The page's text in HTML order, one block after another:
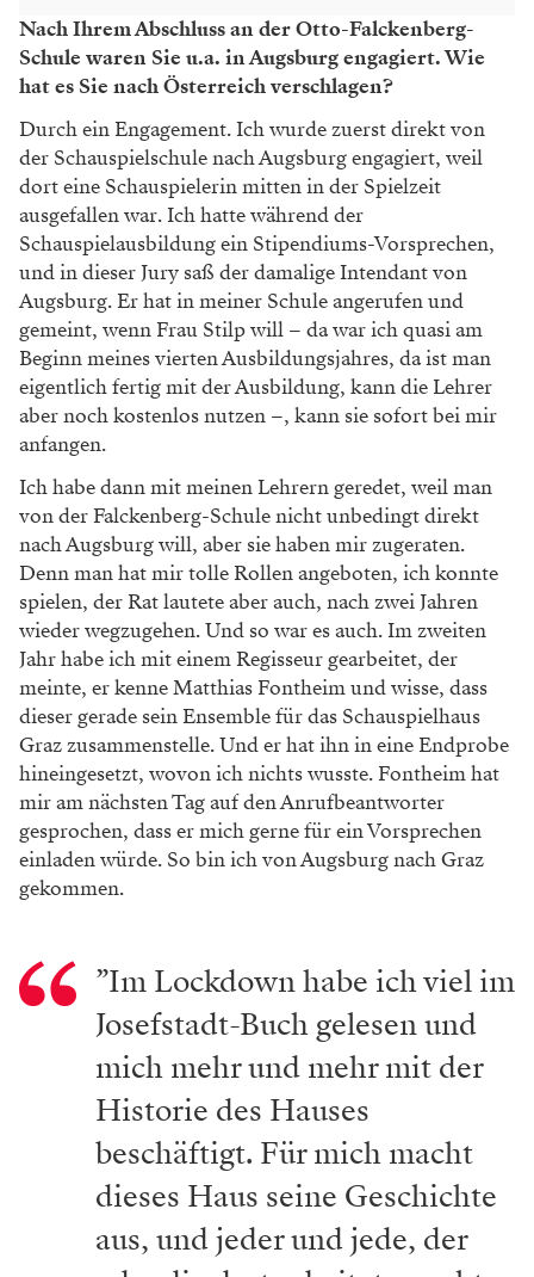
Nach Ihrem Abschluss an der Otto-Falckenberg-
Schule waren Sie u.a. in Augsburg engagiert. Wie
hat es Sie nach Österreich verschlagen?
Durch ein Engagement. Ich wurde zuerst direkt von
der Schauspielschule nach Augsburg engagiert, weil
dort eine Schauspielerin mitten in der Spielzeit
ausgefallen war. Ich hatte während der
Schauspielausbildung ein Stipendiums-Vorsprechen,
und in dieser Jury saß der damalige Intendant von
Augsburg. Er hat in meiner Schule angerufen und
gemeint, wenn Frau Stilp will – da war ich quasi am
Beginn meines vierten Ausbildungsjahres, da ist man
eigentlich fertig mit der Ausbildung, kann die Lehrer
aber noch kostenlos nutzen –, kann sie sofort bei mir
anfangen.
Ich habe dann mit meinen Lehrern geredet, weil man
von der Falckenberg-Schule nicht unbedingt direkt
nach Augsburg will, aber sie haben mir zugeraten.
Denn man hat mir tolle Rollen angeboten, ich konnte
spielen, der Rat lautete aber auch, nach zwei Jahren
wieder wegzugehen. Und so war es auch. Im zweiten
Jahr habe ich mit einem Regisseur gearbeitet, der
meinte, er kenne Matthias Fontheim und wisse, dass
dieser gerade sein Ensemble für das Schauspielhaus
Graz zusammenstelle. Und er hat ihn in eine Endprobe
hineingesetzt, wovon ich nichts wusste. Fontheim hat
mir am nächsten Tag auf den Anrufbeantworter
gesprochen, dass er mich gerne für ein Vorsprechen
einladen würde. So bin ich von Augsburg nach Graz
gekommen.
”Im Lockdown habe ich viel im
Josefstadt-Buch gelesen und
mich mehr und mehr mit der
Historie des Hauses
beschäftigt. Für mich macht
dieses Haus seine Geschichte
aus, und jeder und jede, der